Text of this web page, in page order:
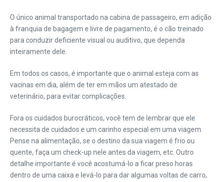
O único animal transportado na cabina de passageiro, em adição
à franquia de bagagem e livre de pagamento, é o cão treinado
para conduzir deficiente visual ou auditivo, que dependa
inteiramente dele.
Em todos os casos, é importante que o animal esteja com as
vacinas em dia, além de ter em mãos um atestado de
veterinário, para evitar complicações.
Fora os cuidados burocráticos, você tem de lembrar que ele
necessita de cuidados e um carinho especial em uma viagem.
Pense na alimentação, se o destino da sua viagem é frio ou
quente, faça um check-up nele antes da viagem, etc. Outro
detalhe importante é você acostumá-lo a ficar preso horas
dentro de uma caixa e levá-lo para dar algumas voltas de carro,